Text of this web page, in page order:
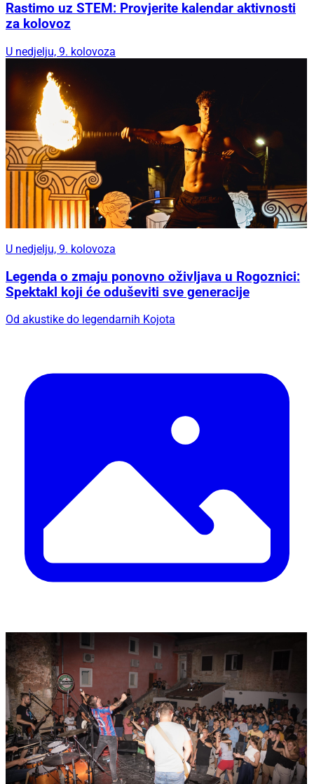
Rastimo uz STEM: Provjerite kalendar aktivnosti
za kolovoz
U nedjelju, 9. kolovoza
U nedjelju, 9. kolovoza
Legenda o zmaju ponovno oživljava u Rogoznici:
Spektakl koji će oduševiti sve generacije
Od akustike do legendarnih Kojota